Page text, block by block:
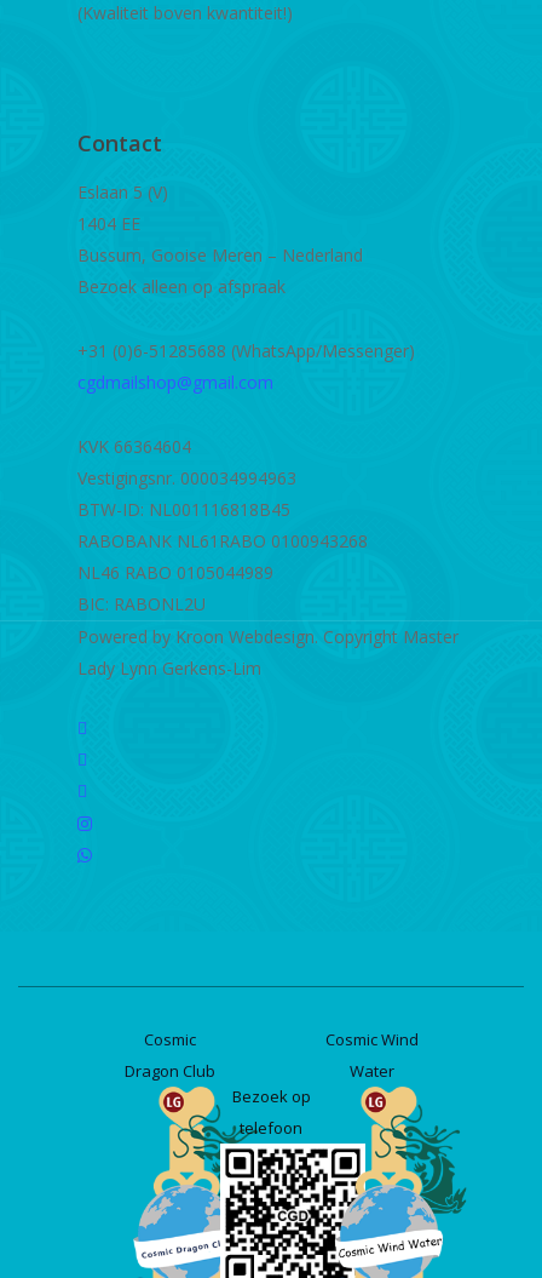
(Kwaliteit boven kwantiteit!)
Contact
Eslaan 5 (V)
1404 EE
Bussum, Gooise Meren – Nederland
Bezoek alleen op afspraak
+31 (0)6-51285688 (WhatsApp/Messenger)
cgdmailshop@gmail.com
KVK 66364604
Vestigingsnr. 000034994963
BTW-ID: NL001116818B45
RABOBANK NL61RABO 0100943268
NL46 RABO 0105044989
BIC: RABONL2U
Powered by Kroon Webdesign. Copyright Master
Lady Lynn Gerkens-Lim
twitter
facebook
linkedin
instagram
whatsapp
Cosmic
Dragon Club
Bezoek op
telefoon
Cosmic Wind
Water